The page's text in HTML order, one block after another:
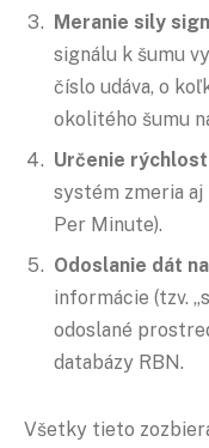
Meranie sily
signálu k šumu
číslo udáva, o
okolitého šumu
Určenie
systém zmeria
Per Minute).
Odoslanie dát
informácie (tzv.
odoslané
databázy RBN.
Všetky tieto